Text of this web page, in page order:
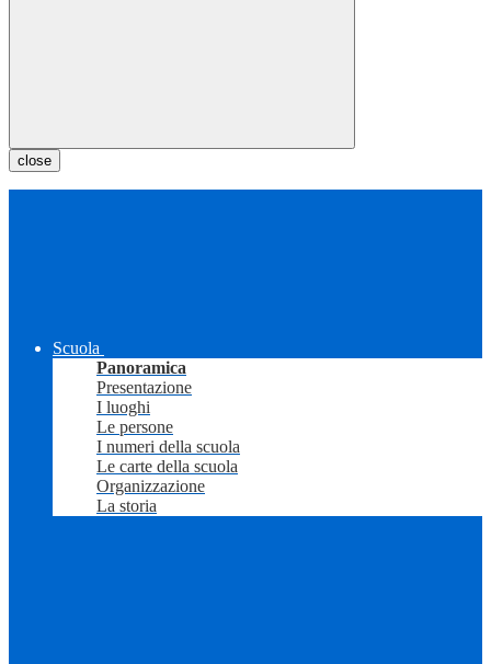
close
Scuola
Panoramica
Presentazione
I luoghi
Le persone
I numeri della scuola
Le carte della scuola
Organizzazione
La storia